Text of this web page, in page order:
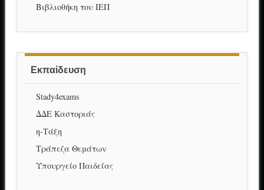
Βιβλιοθήκη του ΙΕΠ
Εκπαίδευση
Stady4exams
ΔΔΕ Καστοριάς
η-Τάξη
Τράπεζα Θεμάτων
Υπουργείο Παιδείας